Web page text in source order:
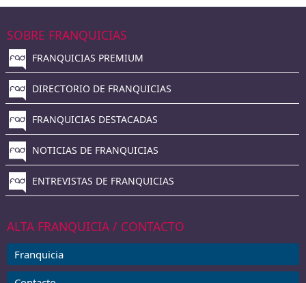
SOBRE FRANQUICIAS
FRANQUICIAS PREMIUM
DIRECTORIO DE FRANQUICIAS
FRANQUICIAS DESTACADAS
NOTICIAS DE FRANQUICIAS
ENTREVISTAS DE FRANQUICIAS
ALTA FRANQUICIA / CONTACTO